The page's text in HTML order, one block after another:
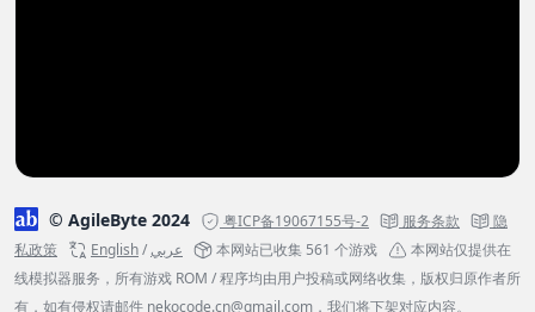
© AgileByte 2024 粤ICP备19067155号-2 服务条款
隐
私政策
English/عربي 本网站已收集 561 个游戏
本网站仅提供在
线模拟器服务，所有游戏 ROM / 程序均由用户投稿或网络收集，版权归原作者所
有，如有侵权请邮件 nekocode.cn@gmail.com ，我们将下架对应内容。